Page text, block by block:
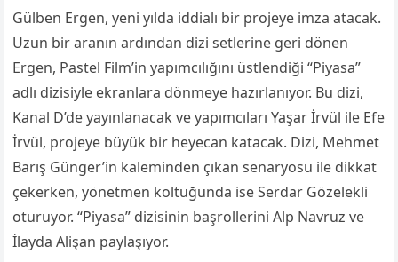
Gülben Ergen, yeni yılda iddialı bir projeye imza atacak.
Uzun bir aranın ardından dizi setlerine geri dönen
Ergen, Pastel Film’in yapımcılığını üstlendiği “Piyasa”
adlı dizisiyle ekranlara dönmeye hazırlanıyor. Bu dizi,
Kanal D’de yayınlanacak ve yapımcıları Yaşar İrvül ile Efe
İrvül, projeye büyük bir heyecan katacak. Dizi, Mehmet
Barış Günger’in kaleminden çıkan senaryosu ile dikkat
çekerken, yönetmen koltuğunda ise Serdar Gözelekli
oturuyor. “Piyasa” dizisinin başrollerini Alp Navruz ve
İlayda Alişan paylaşıyor.